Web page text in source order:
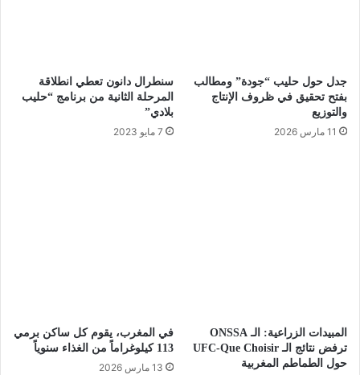
جدل حول حليب “جودة” ومطالب
بفتح تحقيق في ظروف الإنتاج
والتوزيع
11 مارس 2026
سنطرال دانون تعطي انطلاقة
المرحلة الثانية من برنامج “حليب
بلادي”
7 مايو 2023
المبيدات الزراعية: الـ ONSSA
ترفض نتائج الـ UFC-Que Choisir
حول الطماطم المغربية
في المغرب، يقوم كل ساكن برمي
113 كيلوغراماً من الغذاء سنوياً
13 مارس 2026